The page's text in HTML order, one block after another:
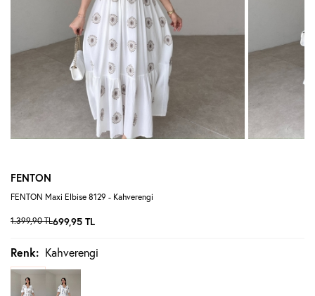
FENTON
FENTON Maxi Elbise 8129 - Kahverengi
1.399,90TL699,95 TL
Renk: Kahverengi